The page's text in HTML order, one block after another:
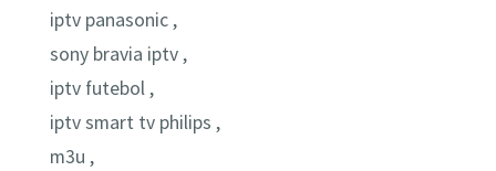
iptv panasonic ,
sony bravia iptv ,
iptv futebol ,
iptv smart tv philips ,
m3u ,